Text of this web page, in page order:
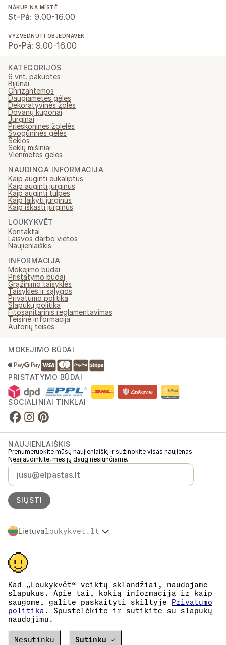
Kad „Loukykvět“ veiktų sklandžiai, naudojame
slapukus. Apie tai, kokią informaciją ir kaip
saugome, galite paskaityti skiltyje
Privatumo
politika . Spustelėkite ir sutikite su slapukų
naudojimu.
Nesutinku Sutinku ✓
NÁKUP NA MÍSTĚ
St-Pá: 9.00-16.00
VYZVEDNUTÍ OBJEDNÁVEK
Po-Pá: 9.00-16.00
KATEGORIJOS
6 vnt. pakuotės
Bijūnai
Chrizantemos
Daugiametės gėlės
Dekoratyvinės žolės
Dovanų kuponai
Jurginai
Prieskoninės žolelės
Svogūninės gėlės
Sėklos
Sėklų mišiniai
Vienmetės gėlės
NAUDINGA INFORMACIJA
Kaip auginti eukaliptus
Kaip auginti jurginus
Kaip auginti tulpes
Kaip laikyti jurginus
Kaip iškasti jurginus
LOUKYKVĚT
Kontaktai
Laisvos darbo vietos
Naujienlaiškis
INFORMACIJA
Mokėjimo būdai
Pristatymo būdai
Grąžinimo taisyklės
Taisyklės ir sąlygos
Privatumo politika
Slapukų politika
Fitosanitarinis reglamentavimas
Teisinė informacija
Autorių teisės
MOKĖJIMO BŪDAI
PRISTATYMO BŪDAI
SOCIALINIAI TINKLAI
NAUJIENLAIŠKIS
Prenumeruokite mūsų naujienlaiškį ir sužinokite visas naujienas.
Nesijaudinkite, mes jų daug nesiunčiame.
SIŲSTI
Lietuvaloukykvet.lt
Česko
Slovensko
Polska
Österreich
Deutschland
France
België
Danmark
Eesti
España
Suomi
Loukykvět s.r.o. yra registruota Prahos miesto teismo komerciniame
registre, C skyrius, byla 268616.
EKF00180493.
Augalų pasams išduoti naudojame registracijos numerį 0636.
Mūsų įmonės kodas yra 05663687, PVM mokėtojo kodas –
CZ05663687.
Duomenų dėžutės ID yra eng827q.
EORI kodas yra CZ05663687.
Esame PVM mokėtojai.
Verze20302 PRODUCTION